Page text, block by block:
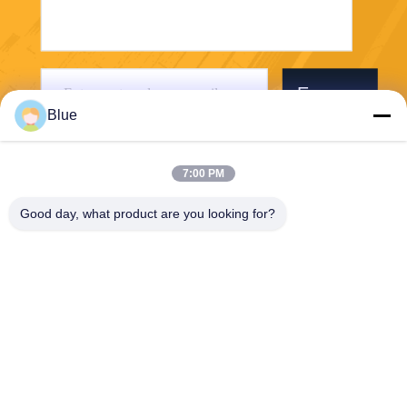
Envoyer
Blue
7:00 PM
Good day, what product are you looking for?